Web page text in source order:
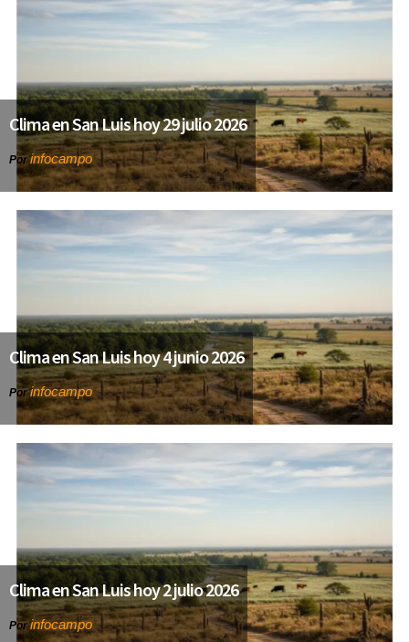
Clima en San Luis hoy 29 julio 2026
Porinfocampo
Clima en San Luis hoy 4 junio 2026
Porinfocampo
Clima en San Luis hoy 2 julio 2026
Porinfocampo